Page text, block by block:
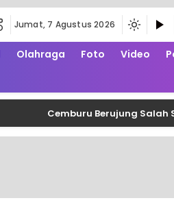
Jumat, 7 Agustus 2026
Olahraga Foto Video
Cemburu Berujung Salah